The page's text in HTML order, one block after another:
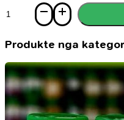
Me
Zog
mërgim
Produkte nga